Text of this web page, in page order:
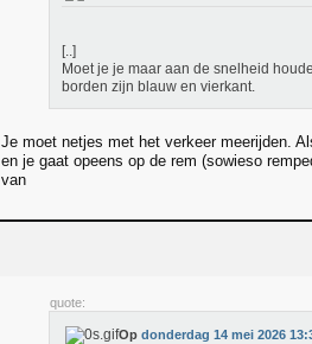
[..]
Moet je je maar aan de snelheid
borden zijn blauw en vierkant.
Je moet netjes met het verkeer meerijden.
en je gaat opeens op de rem (sowieso
van
quote:
Op donderdag 14 mei 2026